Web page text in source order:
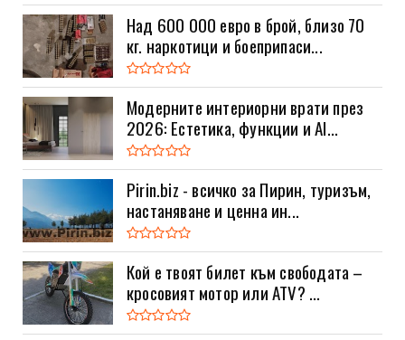
Над 600 000 евро в брой, близо 70
кг. наркотици и боеприпаси...
Модерните интериорни врати през
2026: Естетика, функции и AI...
Pirin.biz - всичко за Пирин, туризъм,
настаняване и ценна ин...
Кой е твоят билет към свободата –
кросовият мотор или ATV? ...